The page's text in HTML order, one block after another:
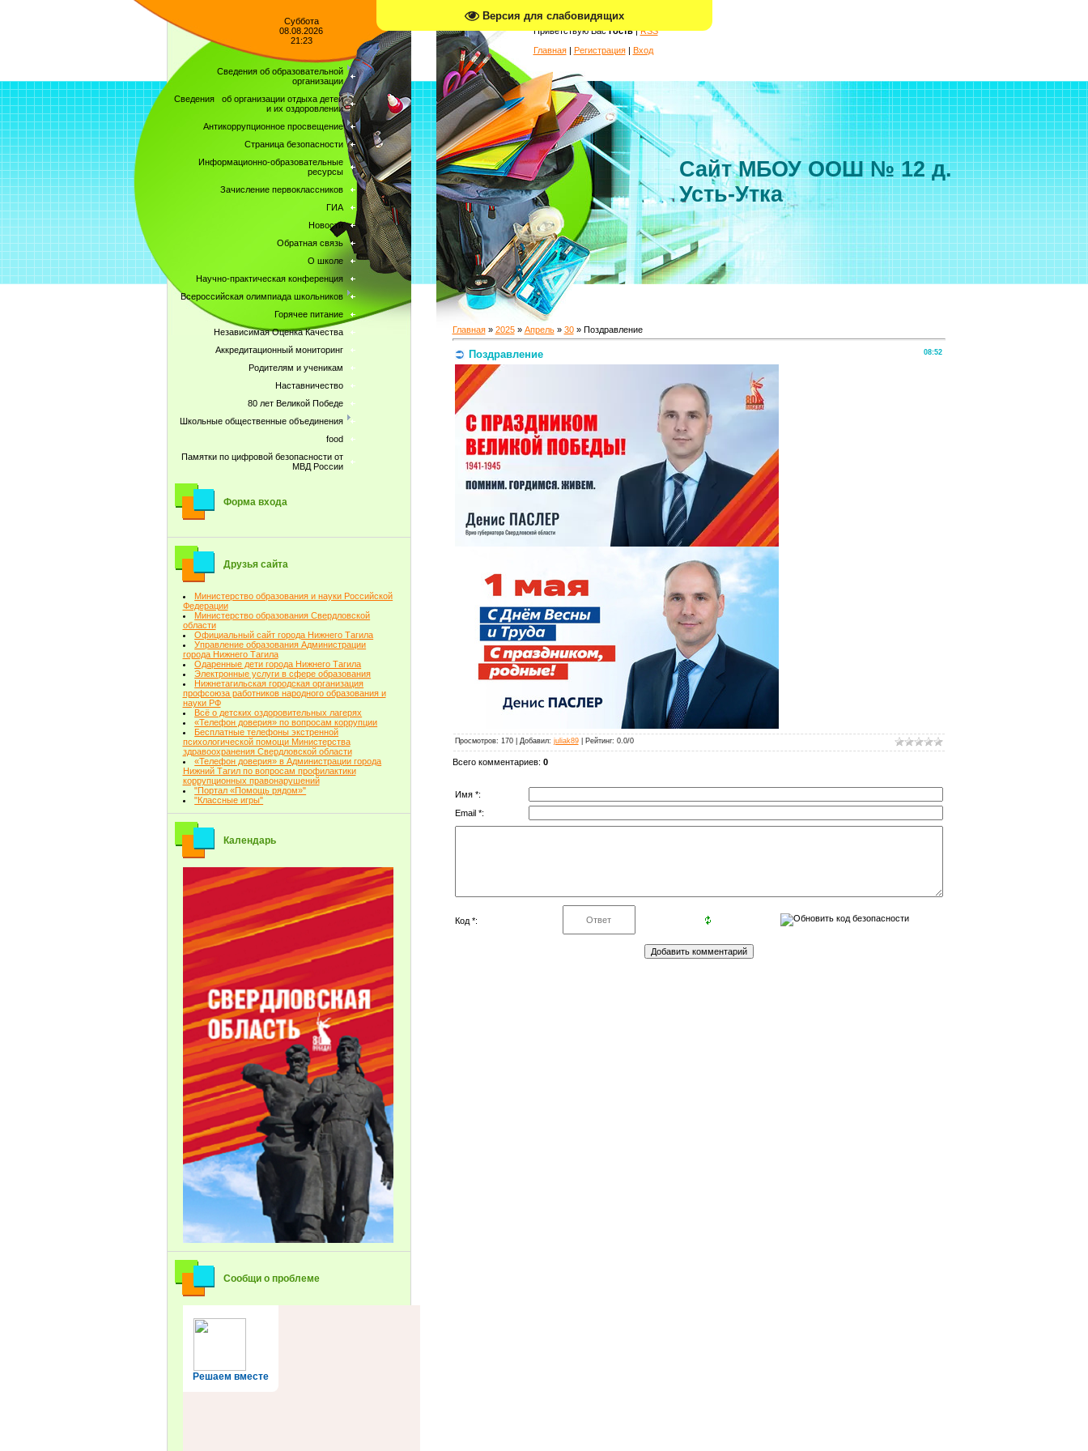
Версия для слабовидящих
Суббота
08.08.2026
21:23
Сведения об образовательной
организации
Сведения об организации отдыха детей
и их оздоровлении
Антикоррупционное просвещение
Страница безопасности
Информационно-образовательные
ресурсы
Зачисление первоклассников
ГИА
Новости
Обратная связь
О школе
Научно-практическая конференция
Всероссийская олимпиада школьников
Горячее питание
Независимая Оценка Качества
Аккредитационный мониторинг
Родителям и ученикам
Наставничество
80 лет Великой Победе
Школьные общественные объединения
food
Памятки по цифровой безопасности от
МВД России
Форма входа
Друзья сайта
Министерство образования и науки Российской
Федерации
Министерство образования Свердловской
области
Официальный сайт города Нижнего Тагила
Управление образования Администрации
города Нижнего Тагила
Одаренные дети города Нижнего Тагила
Электронные услуги в сфере образования
Нижнетагильская городская организация
профсоюза работников народного образования и
науки РФ
Всё о детских оздоровительных лагерях
«Телефон доверия» по вопросам коррупции
Бесплатные телефоны экстренной
психологической помощи Министерства
здравоохранения Свердловской области
«Телефон доверия» в Администрации города
Нижний Тагил по вопросам профилактики
коррупционных правонарушений
"Портал «Помощь рядом»"
"Классные игры"
Календарь
Сообщи о проблеме
Решаем вместе
Приветствую Вас Гость|RSS
Главная| Регистрация| Вход
Сайт МБОУ ООШ № 12 д.
Усть-Утка
Главная» 2025 » Апрель » 30» Поздравление
08:52
Поздравление
Просмотров: 170 | Добавил: juliak89| Рейтинг: 0.0/0
Всего комментариев: 0
Имя *:
Email *:
Код *: